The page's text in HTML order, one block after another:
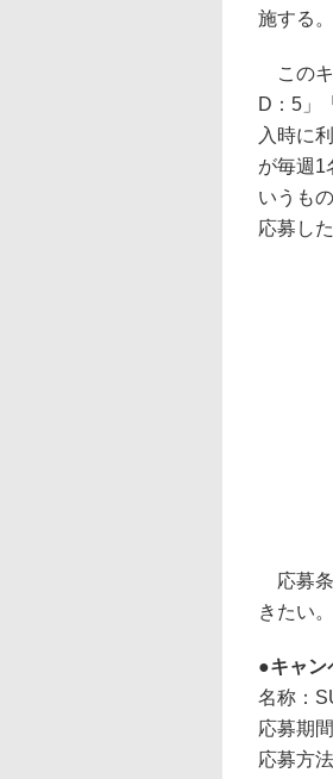
施する。
このキ
D：5」
入時に
が毎週1
いうも
応募し
応募条
きたい。
キャン
名称：
応募期
応募方